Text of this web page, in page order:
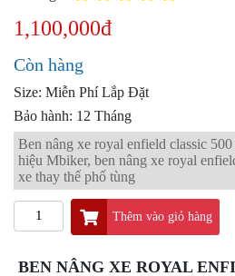
ĐỒ
CHƠI
PG1
PHỤ
KIỆN
YAMAHA
PG-
1
CẢNG
GIVI
ZR
ĐỒ
1,100,000đ
Còn hàng
Size: Miễn Phí Lắp Đặt
Bảo hành: 12 Tháng
Ben nâng xe royal enfield classic
hiệu Mbiker, ben nâng xe royal
xe thay thế phố tùng
Thêm vào giỏ hàng
BEN NÂNG XE ROYAL